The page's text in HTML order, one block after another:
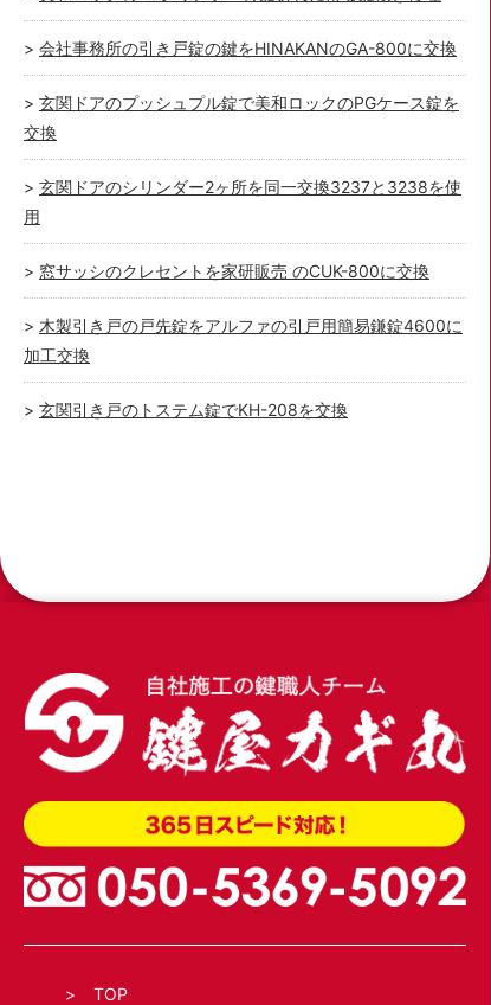
会社事務所の引き戸錠の鍵をHINAKANのGA-800に交換
玄関ドアのプッシュプル錠で美和ロックのPGケース錠を
交換
玄関ドアのシリンダー2ヶ所を同一交換3237と3238を使
用
窓サッシのクレセントを家研販売 のCUK-800に交換
木製引き戸の戸先錠をアルファの引戸用簡易鎌錠4600に
加工交換
玄関引き戸のトステム錠でKH-208を交換
TOP